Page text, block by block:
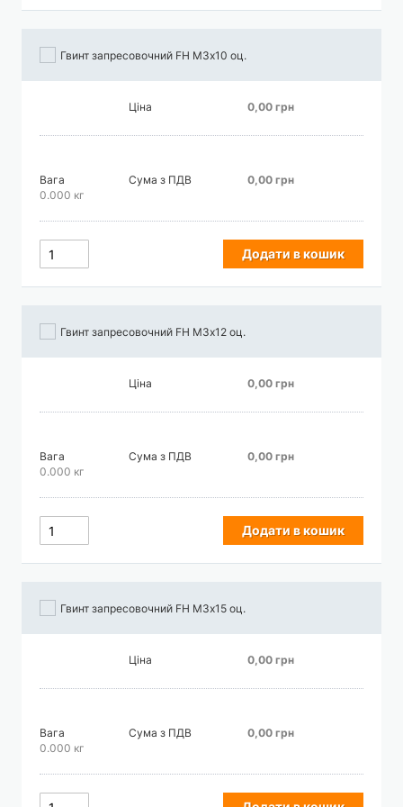
Гвинт запресовочний FH М3х10 оц.
Ціна 0,00 грн
Вага
0.000 кг
Сума з ПДВ 0,00 грн
Додати в кошик
Гвинт запресовочний FH М3х12 оц.
Ціна 0,00 грн
Вага
0.000 кг
Сума з ПДВ 0,00 грн
Додати в кошик
Гвинт запресовочний FH М3х15 оц.
Ціна 0,00 грн
Вага
0.000 кг
Сума з ПДВ 0,00 грн